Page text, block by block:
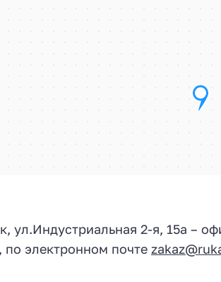
, ул.Индустриальная 2-я, 15а –
, по электронном почте